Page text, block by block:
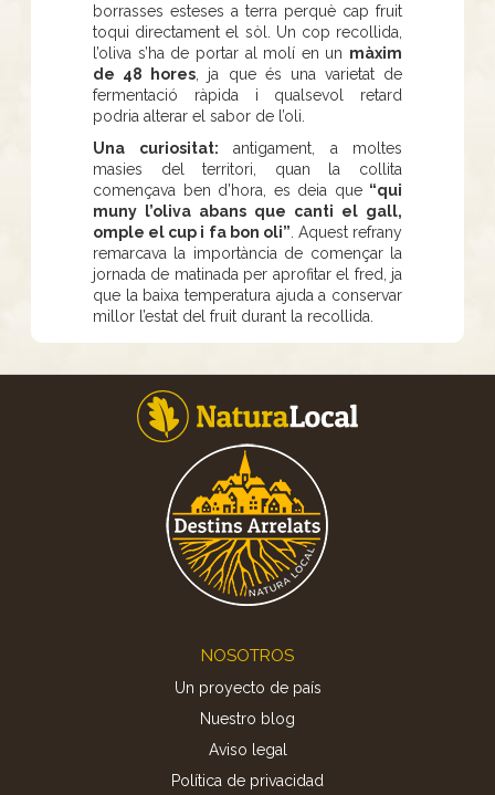
borrasses esteses a terra perquè cap fruit
toqui directament el sòl. Un cop recollida,
l’oliva s’ha de portar al molí en un màxim
de 48 hores , ja que és una varietat de
fermentació ràpida i qualsevol retard
podria alterar el sabor de l’oli.
Una curiositat: antigament, a moltes
masies del territori, quan la collita
començava ben d’hora, es deia que “qui
muny l’oliva abans que canti el gall,
omple el cup i fa bon oli” . Aquest refrany
remarcava la importància de començar la
jornada de matinada per aprofitar el fred, ja
que la baixa temperatura ajuda a conservar
millor l’estat del fruit durant la recollida.
NOSOTROS
Un proyecto de país
Nuestro blog
Aviso legal
Política de privacidad